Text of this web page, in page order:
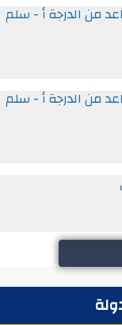
من الدرجة أ - سلم
من الدرجة أ - سلم